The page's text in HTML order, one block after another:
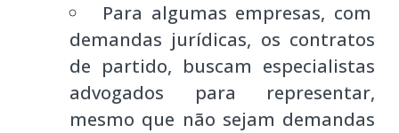
Para algumas empresas, com
demandas jurídicas, os contratos
de partido, buscam especialistas
advogados para representar,
mesmo que não sejam demandas